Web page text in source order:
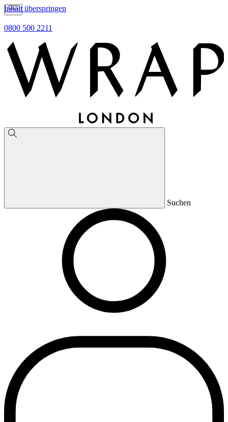
Inhalt überspringen
0800 500 2211
Suchen